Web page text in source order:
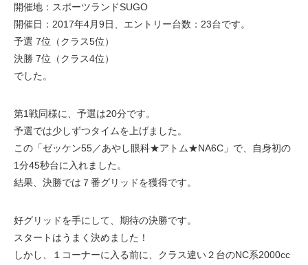
開催地：スポーツランドSUGO
開催日：2017年4月9日、エントリー台数：23台です。
予選 7位（クラス5位）
決勝 7位（クラス4位）
でした。
第1戦同様に、予選は20分です。
予選では少しずつタイムを上げました。
この「ゼッケン55／あやし眼科★アトム★NA6C」で、自身初の
1分45秒台に入れました。
結果、決勝では７番グリッドを獲得です。
好グリッドを手にして、期待の決勝です。
スタートはうまく決めました！
しかし、１コーナーに入る前に、クラス違い２台のNC系2000cc